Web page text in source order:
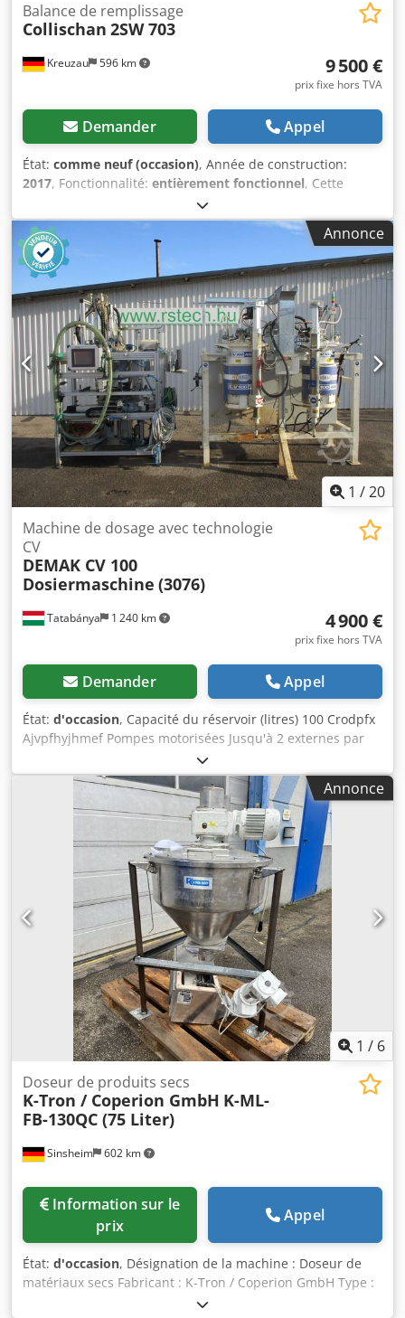
Kreuzau 596 km
Balance de remplissage
Collischan 2SW 703
9 500 €
prix fixe hors TVA
Demander Appel
État: comme neuf (occasion), Année de construction:
2017, Fonctionnalité: entièrement fonctionnel, Cette
balance de remplissage, à commande par
microprocesseur et entièrement automatique, est conçue
pour le pesage et le dosage de poudres, granulés ou
produits similaires. Les récipients à traiter sont placés
manuellement sous la station de remplissage. Le produit
est alimenté via une trémie en acier inoxydable
(contenance env. 20 litres) et acheminé vers la zone de
pesée par une goulotte vibrante. Dès que le poids
prédéfini est atteint, le plateau se libère et le produit est
transféré vers le récipient par une seconde trémie en inox.
Caractéristiques techniques : - Plage de pesée actuelle : 1
à 10 g Cjdpjyux Tdjfx Ahmsrf - Résolution à partir de 0,1 g -
Écran LC avec guidage opérateur - Régulation automatique
de la vitesse de la goulotte - Statistiques : compteur,
moyenne et écart-type La cadence maximale est de 15
pesées par minute.
Annonce
1 /20
Tatabánya 1 240 km
Machine de dosage avec technologie
CV
DEMAK CV 100
Dosiermaschine (3076)
4 900 €
prix fixe hors TVA
Demander Appel
État: d'occasion, Capacité du réservoir (litres) 100 Crodpfx
Ajvpfhyjhmef Pompes motorisées Jusqu'à 2 externes par
réservoir Performances de dosage Max. 50 cc/s. par pompe
Assistance technique à distance
Annonce
1 / 6
Sinsheim 602 km
Doseur de produits secs
K-Tron / Coperion GmbH K-ML-
FB-130QC (75 Liter)
prix
Appel
État: d'occasion, Désignation de la machine : Doseur de
matériaux secs Fabricant : K-Tron / Coperion GmbH Type :
K-ML-FB-130QC Année de fabrication : Inconnue Vitesse de